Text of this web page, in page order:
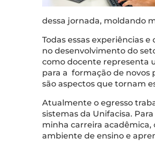
dessa jornada, moldando
Todas essas experiências
no desenvolvimento do
como docente representa
para a formação de novos
são aspectos que tornam
Atualmente o egresso
sistemas da Unifacisa.
minha carreira
ambiente de ensino e